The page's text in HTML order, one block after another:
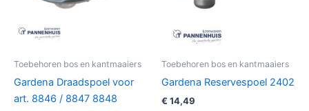
Toebehoren bos en kantmaaiers
Gardena Draadspoel voor
art. 8846 / 8847 8848
Toebehoren bos en kantmaaiers
Gardena Reservespoel 2402
€ 14,49